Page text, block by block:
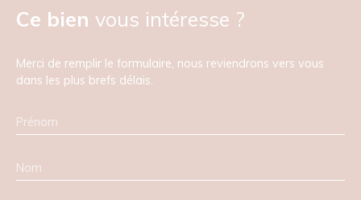
Ce bien vous intéresse ?
Merci de remplir le formulaire, nous reviendrons vers vous
dans les plus brefs délais.
Prénom
Nom